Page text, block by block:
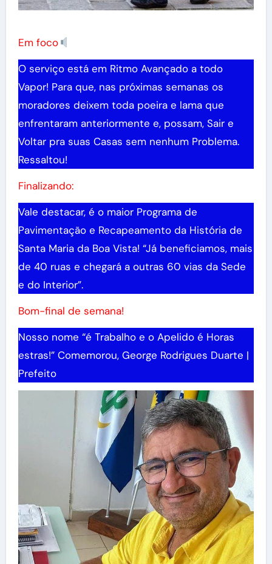
Em foco
O serviço está em Ritmo Avançado a todo
Vapor! Para que, nas próximas semanas os
moradores deixem toda poeira e lama que
enfrentaram anteriormente e, possam, Sair e
Voltar pra suas Casas sem nenhum Problema.
Ressaltou!
Finalizando:
Vale destacar, é o maior Programa de
Pavimentação e Recapeamento da História de
Santa Maria da Boa Vista! “Já beneficiamos, mais
de 40 ruas e chegará a outras 60 vias da Sede
e do Interior”.
Bom-final de semana!
Nosso nome “é Trabalho e o Apelido é Horas
estras!” Comemorou, George Rodrigues Duarte |
Prefeito